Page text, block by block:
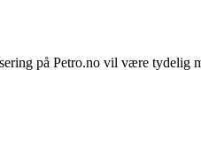
på Petro.no vil være tydelig